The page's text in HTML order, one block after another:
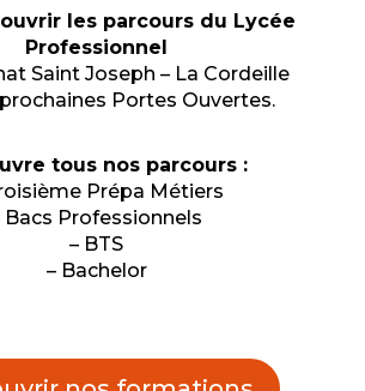
les parcours du Lycée
Professionnel
Saint Joseph – La Cordeille
Portes Ouvertes.
tous nos parcours :
Prépa Métiers
Bacs Professionnels
– BTS
– Bachelor